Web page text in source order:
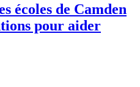
écoles de Camden
pour aider